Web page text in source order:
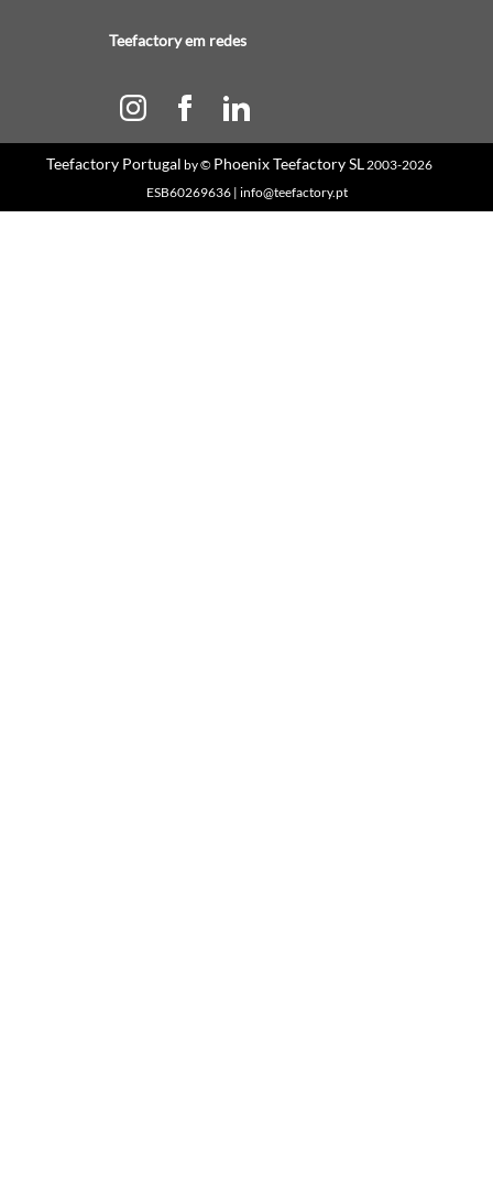
Teefactory em redes
Teefactory Portugal by © Phoenix Teefactory SL2003-2026
ESB60269636 | info@teefactory.pt